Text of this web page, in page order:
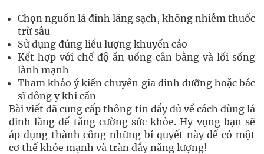
Chọn nguồn lá đinh lăng sạch, không nhiễm thuốc
trừ sâu
Sử dụng đúng liều lượng khuyến cáo
Kết hợp với chế độ ăn uống cân bằng và lối sống
lành mạnh
Tham khảo ý kiến chuyên gia dinh dưỡng hoặc bác
sĩ đông y khi cần
Bài viết đã cung cấp thông tin đầy đủ về cách dùng lá
đinh lăng để tăng cường sức khỏe. Hy vọng bạn sẽ
áp dụng thành công những bí quyết này để có một
cơ thể khỏe mạnh và tràn đầy năng lượng!